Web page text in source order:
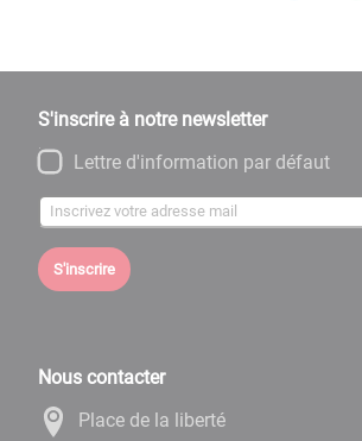
S'inscrire à notre newsletter
Lettre d'information par défaut
S'inscrire
Nous contacter
Place de la liberté